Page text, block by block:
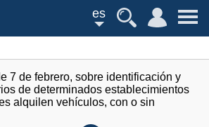
es
7 de febrero, sobre identificación y
de determinados establecimientos
alquilen vehículos, con o sin